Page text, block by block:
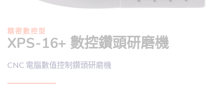
精密數控型
XPS-16+ 數控鑽頭研磨機
CNC 電腦數值控制鑽頭研磨機